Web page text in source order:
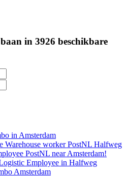
in 3926 beschikbare
in Amsterdam
Warehouse worker PostNL Halfweg
PostNL near Amsterdam!
Employee in Halfweg
Amsterdam